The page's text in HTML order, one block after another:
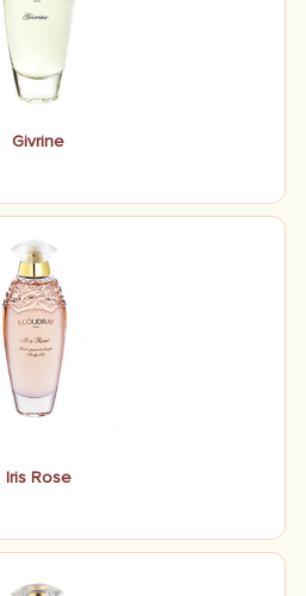
Givrine
Iris Rose